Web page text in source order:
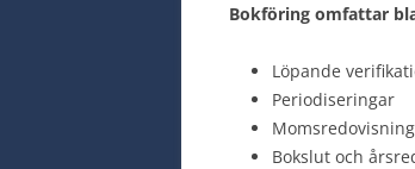
Bokföring omfattar
Löpande
Periodiseringar
Momsredovisning
Bokslut och